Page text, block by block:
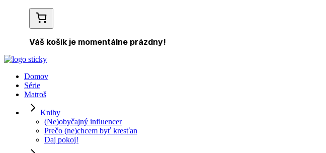
Váš košík je momentálne prázdny!
Domov
Série
Matroš
Knihy
(Ne)obyčajný influencer
Prečo (ne)chcem byť kresťan
Daj pokoj!